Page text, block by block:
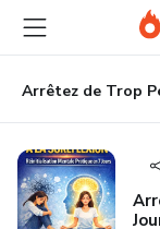
vers
contenu
principal
vers
bas
de